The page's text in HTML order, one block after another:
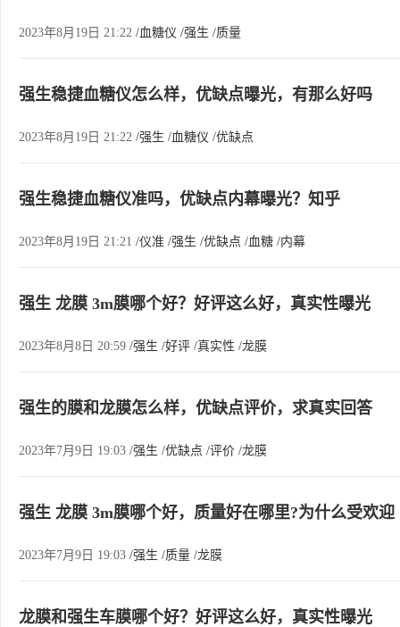
2023年8月19日 21:22 /血糖仪 /强生 /质量
强生稳捷血糖仪怎么样，优缺点曝光，有那么好吗
2023年8月19日 21:22 /强生 /血糖仪 /优缺点
强生稳捷血糖仪准吗，优缺点内幕曝光？知乎
2023年8月19日 21:21 /仪准 /强生 /优缺点 /血糖 /内幕
强生 龙膜 3m膜哪个好？好评这么好，真实性曝光
2023年8月8日 20:59 /强生 /好评 /真实性 /龙膜
强生的膜和龙膜怎么样，优缺点评价，求真实回答
2023年7月9日 19:03 /强生 /优缺点 /评价 /龙膜
强生 龙膜 3m膜哪个好，质量好在哪里?为什么受欢迎
2023年7月9日 19:03 /强生 /质量 /龙膜
龙膜和强生车膜哪个好？好评这么好，真实性曝光